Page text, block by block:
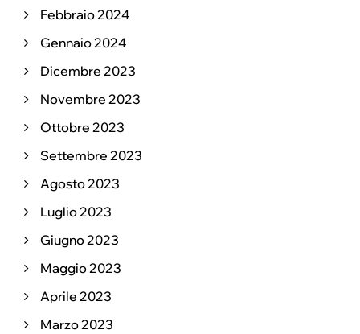
Febbraio 2024
Gennaio 2024
Dicembre 2023
Novembre 2023
Ottobre 2023
Settembre 2023
Agosto 2023
Luglio 2023
Giugno 2023
Maggio 2023
Aprile 2023
Marzo 2023